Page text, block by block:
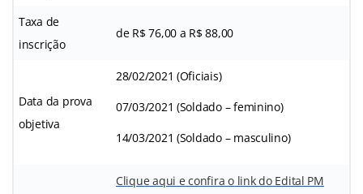
Taxa de
inscrição
de R$ 76,00 a R$ 88,00
Data da prova
objetiva
28/02/2021 (Oficiais)
07/03/2021 (Soldado – feminino)
14/03/2021 (Soldado – masculino)
Clique aqui e confira o link do Edital PM